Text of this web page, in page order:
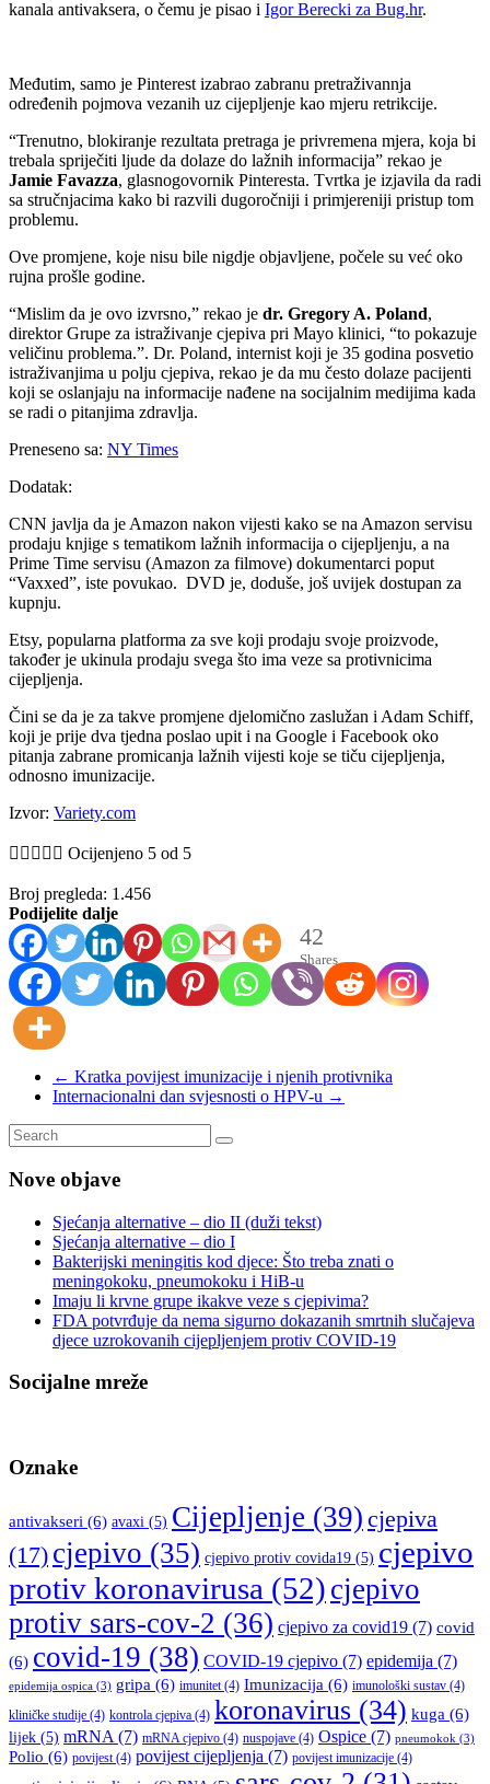
kanala antivaksera, o čemu je pisao i Igor Berecki za Bug.hr.
Međutim, samo je Pinterest izabrao zabranu pretraživannja
određenih pojmova vezanih uz cijepljenje kao mjeru retrikcije.
“Trenutno, blokiranje rezultata pretraga je privremena mjera, koja bi
trebala spriječiti ljude da dolaze do lažnih informacija” rekao je
Jamie Favazza, glasnogovornik Pinteresta. Tvrtka je izjavila da radi
sa stručnjacima kako bi razvili dugoročniji i primjereniji pristup tom
problemu.
Ove promjene, koje nisu bile nigdje objavljene, počele su već oko
rujna prošle godine.
“Mislim da je ovo izvrsno,” rekao je dr. Gregory A. Poland,
direktor Grupe za istraživanje cjepiva pri Mayo klinici, “to pokazuje
veličinu problema.”. Dr. Poland, internist koji je 35 godina posvetio
istraživanjima u polju cjepiva, rekao je da mu često dolaze pacijenti
koji se oslanjaju na informacije nađene na socijalnim medijima kada
se radi o pitanjima zdravlja.
Preneseno sa: NY Times
Dodatak:
CNN javlja da je Amazon nakon vijesti kako se na Amazon servisu
prodaju knjige s tematikom lažnih informacija o cijepljenju, a na
Prime Time servisu (Amazon za filmove) dokumentarci poput
“Vaxxed”, iste povukao. DVD je, doduše, još uvijek dostupan za
kupnju.
Etsy, popularna platforma za sve koji prodaju svoje proizvode,
također je ukinula prodaju svega što ima veze sa protivnicima
cijepljenja.
Čini se da je za takve promjene djelomično zaslužan i Adam Schiff,
koji je prije dva tjedna poslao upit i na Google i Facebook oko
pitanja zabrane promicanja lažnih vijesti koje se tiču cijepljenja,
odnosno imunizacije.
Izvor: Variety.com
     Ocijenjeno 5 od 5
Broj pregleda: 1.456
Podijelite dalje
42
Shares
← Kratka povijest imunizacije i njenih protivnika
Internacionalni dan svjesnosti o HPV-u →
Nove objave
Sjećanja alternative – dio II (duži tekst)
Sjećanja alternative – dio I
Bakterijski meningitis kod djece: Što treba znati o
meningokoku, pneumokoku i HiB-u
Imaju li krvne grupe ikakve veze s cjepivima?
FDA potvrđuje da nema sigurno dokazanih smrtnih slučajeva
djece uzrokovanih cijepljenjem protiv COVID-19
Socijalne mreže
Oznake
antivakseri (6) avaxi (5) Cijepljenje (39) cjepiva
(17) cjepivo (35) cjepivo protiv covida19 (5) cjepivo
protiv koronavirusa (52) cjepivo
protiv sars-cov-2 (36) cjepivo za covid19 (7) covid
(6) covid-19 (38) COVID-19 cjepivo (7) epidemija (7)
epidemija ospica (3) gripa (6) imunitet (4) Imunizacija (6) imunološki sustav (4)
kliničke studije (4) kontrola cjepiva (4) koronavirus (34) kuga (6)
lijek (5) mRNA (7) mRNA cjepivo (4) nuspojave (4) Ospice (7) pneumokok (3)
Polio (6) povijest (4) povijest cijepljenja (7) povijest imunizacije (4)